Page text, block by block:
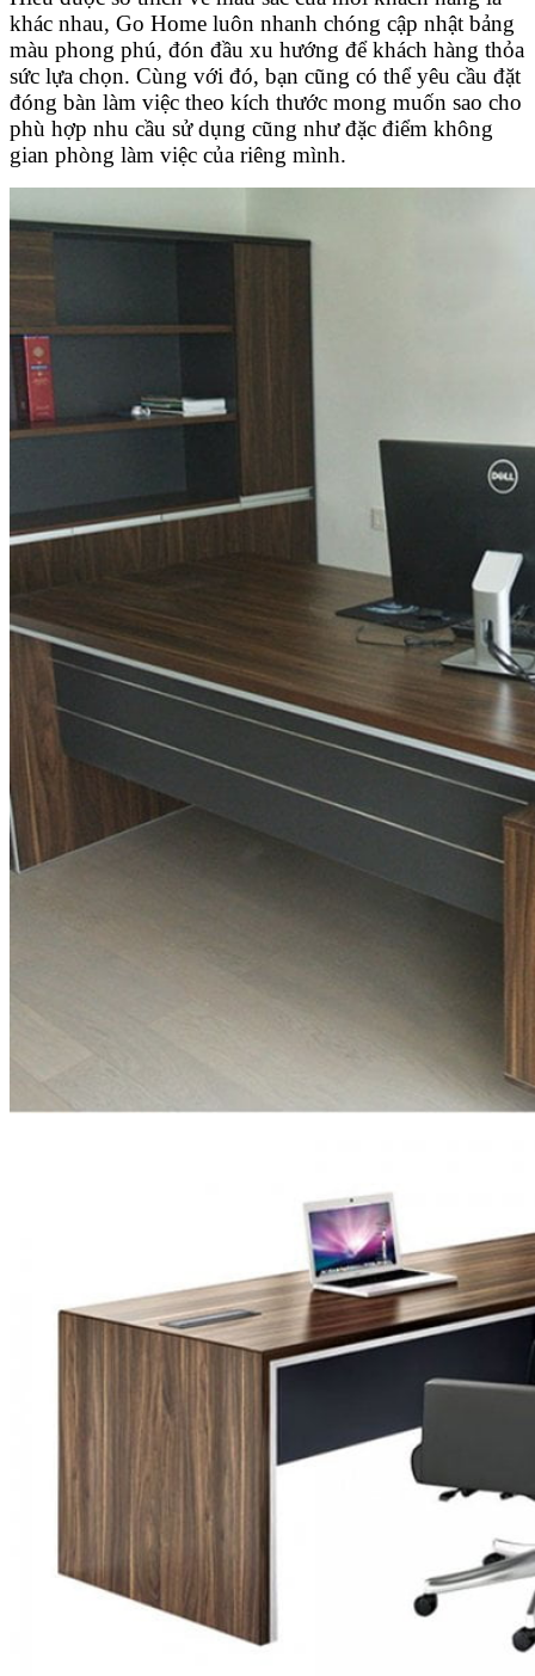
khác nhau, Go Home luôn nhanh chóng cập nhật bảng
màu phong phú, đón đầu xu hướng để khách hàng thỏa
sức lựa chọn. Cùng với đó, bạn cũng có thể yêu cầu đặt
đóng bàn làm việc theo kích thước mong muốn sao cho
phù hợp nhu cầu sử dụng cũng như đặc điểm không
gian phòng làm việc của riêng mình.